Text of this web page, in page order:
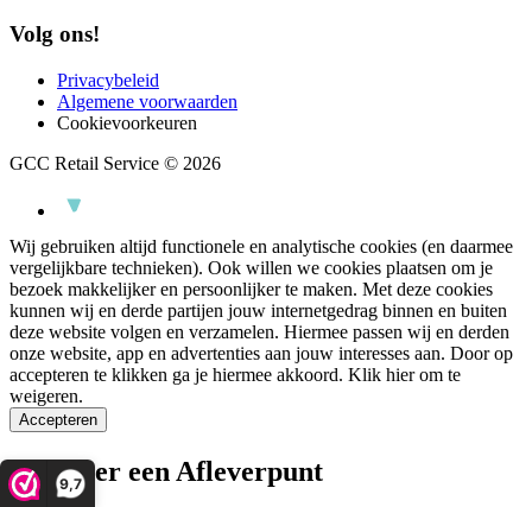
9,7
Volg ons!
Privacybeleid
Algemene voorwaarden
Cookievoorkeuren
GCC Retail Service © 2026
Wij gebruiken altijd functionele en analytische cookies (en daarmee
vergelijkbare technieken). Ook willen we cookies plaatsen om je
bezoek makkelijker en persoonlijker te maken. Met deze cookies
kunnen wij en derde partijen jouw internetgedrag binnen en buiten
deze website volgen en verzamelen. Hiermee passen wij en derden
onze website, app en advertenties aan jouw interesses aan. Door op
accepteren te klikken ga je hiermee akkoord. Klik hier om te
weigeren.
Accepteren
Selecteer een Afleverpunt